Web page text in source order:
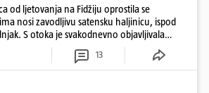
od ljetovanja na Fidžiju oprostila se
nosi zavodljivu satensku haljinicu, ispod
S otoka je svakodnevno objavljivala
13